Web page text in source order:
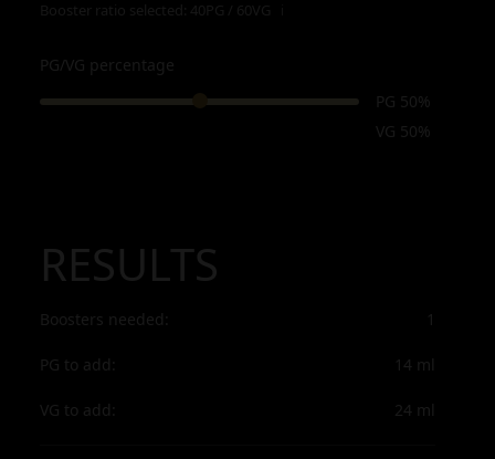
PG/VG percentage
PG 50%
VG 50%
RESULTS
Boosters needed: 1
PG to add: 14 ml
VG to add: 24 ml